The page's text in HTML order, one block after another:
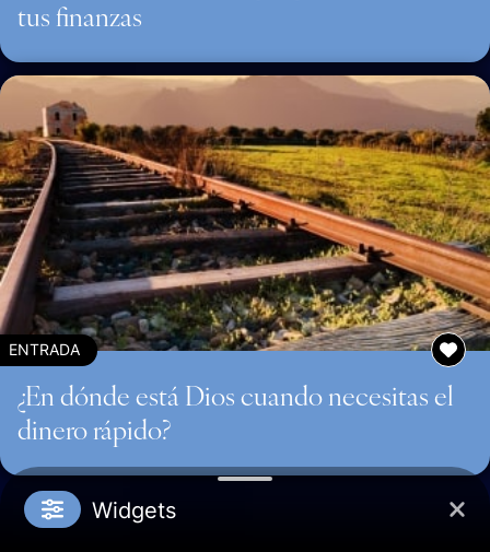
tus finanzas
ENTRADA
¿En dónde está Dios cuando necesitas el
dinero rápido?
Widgets